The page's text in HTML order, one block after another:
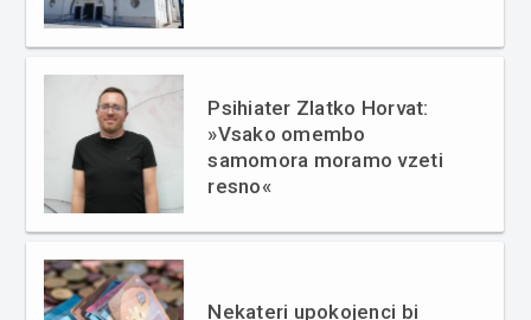
Psihiater Zlatko Horvat:
»Vsako omembo
samomora moramo vzeti
resno«
Nekateri upokojenci bi